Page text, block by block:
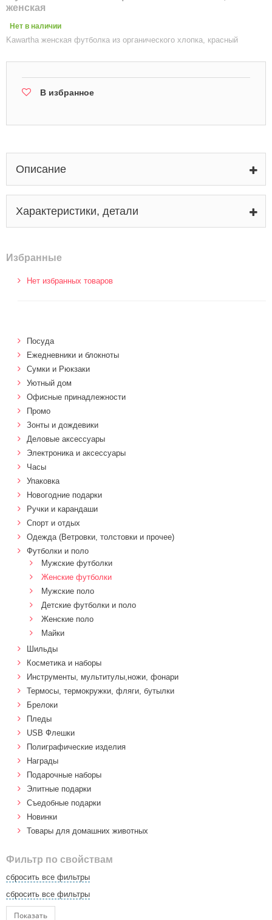
женская
Нет в наличии
Kawartha женская футболка из органического хлопка, красный
В избранное
Описание
Характеристики, детали
Избранные
Нет избранных товаров
Посуда
Ежедневники и блокноты
Сумки и Рюкзаки
Уютный дом
Офисные принадлежности
Промо
Зонты и дождевики
Деловые аксессуары
Электроника и аксессуары
Часы
Упаковка
Новогодние подарки
Ручки и карандаши
Спорт и отдых
Одежда (Ветровки, толстовки и прочее)
Футболки и поло
Мужские футболки
Женские футболки
Мужские поло
Детские футболки и поло
Женские поло
Майки
Шильды
Косметика и наборы
Инструменты, мультитулы,ножи, фонари
Термосы, термокружки, фляги, бутылки
Брелоки
Пледы
USB Флешки
Полиграфические изделия
Награды
Подарочные наборы
Элитные подарки
Cъедобные подарки
Новинки
Товары для домашних животных
Фильтр по свойствам
сбросить все фильтры
сбросить все фильтры
Показать